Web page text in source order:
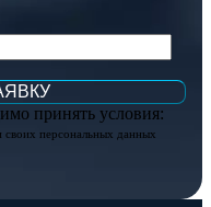
принять условия:
своих персональных данных